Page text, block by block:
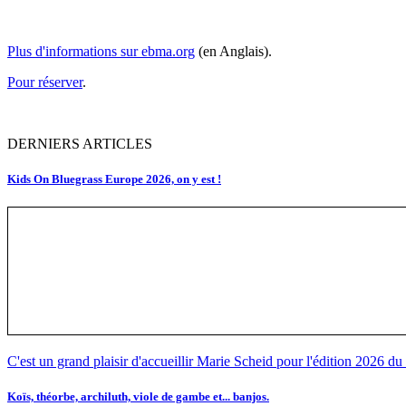
Plus d'informations sur ebma.org (en Anglais).
Pour réserver.
DERNIERS ARTICLES
Kids On Bluegrass Europe 2026, on y est !
C'est un grand plaisir d'accueillir Marie Scheid pour l'édition 2026
Koïs, théorbe, archiluth, viole de gambe et... banjos.